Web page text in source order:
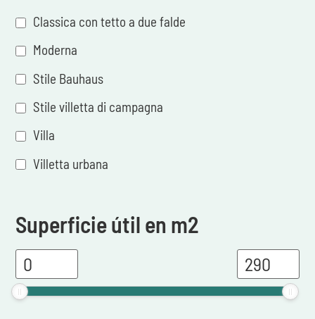
Classica con tetto a due falde
Moderna
Stile Bauhaus
Stile villetta di campagna
Villa
Villetta urbana
Superficie útil en m2